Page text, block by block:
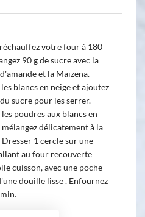
votre four à 180
90 g de sucre avec la
et la Maïzena.
blancs en neige et ajoutez
sucre pour les serrer.
poudres aux blancs en
mélangez délicatement à la
Dresser 1 cercle sur une
au four recouverte
cuisson, avec une poche
douille lisse . Enfournez